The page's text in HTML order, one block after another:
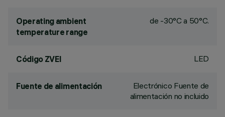
Operating ambient
temperature range
de -30°C a 50°C.
Código ZVEI LED
Fuente de alimentación
Electrónico Fuente de
alimentación no incluido